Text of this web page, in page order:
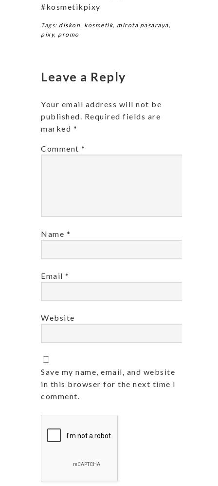
#kosmetikpixy
Tags: diskon, kosmetik, mirota pasaraya,
pixy, promo
Leave a Reply
Your email address will not be
published. Required fields are
marked *
Comment *
Name *
Email *
Website
Save my name, email, and website
in this browser for the next time I
comment.